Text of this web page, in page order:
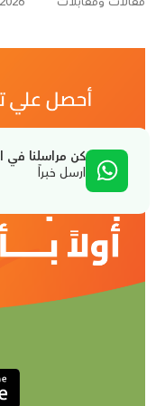
كن مراسلنا في
ارسل خبراً